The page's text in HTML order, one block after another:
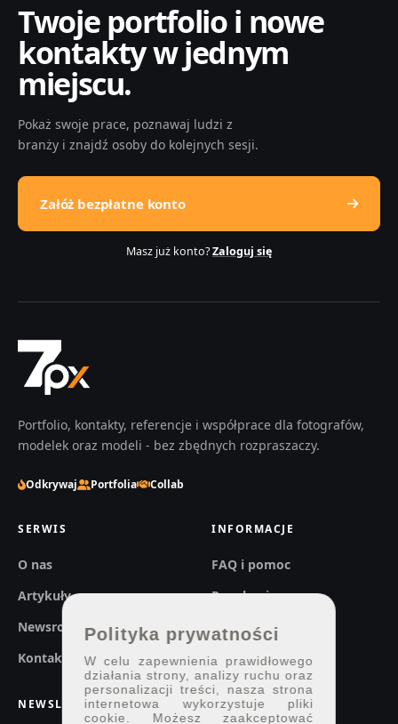
Twoje portfolio i nowe
kontakty w jednym
miejscu.
Pokaż swoje prace, poznawaj ludzi z
branży i znajdź osoby do kolejnych sesji.
Załóż bezpłatne konto
Masz już konto?Zaloguj się
Portfolio, kontakty, referencje i współprace dla fotografów,
modelek oraz modeli - bez zbędnych rozpraszaczy.
Odkrywaj Portfolia Collab
SERWIS
O nas
Artykuły
Newsroom
Kontakt
INFORMACJE
FAQ i pomoc
Regulaminy
Prywatność
NEWSLETTER
Polityka prywatności
W celu zapewnienia prawidłowego
działania strony, analizy ruchu oraz
personalizacji treści, nasza strona
internetowa wykorzystuje pliki
cookie. Możesz zaakceptować